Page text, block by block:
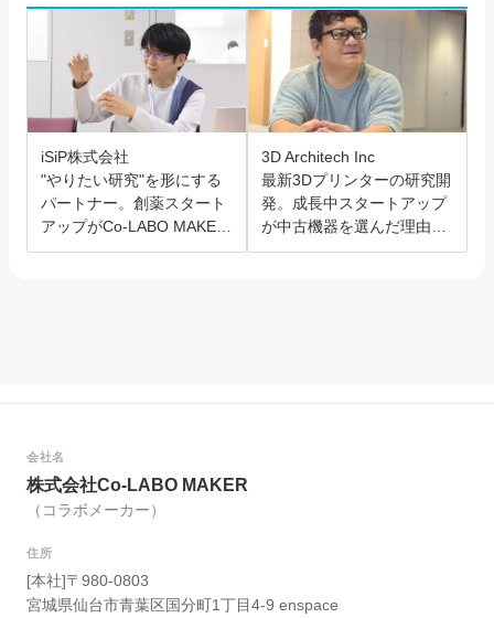
iSiP株式会社
"やりたい研究"を形にする
パートナー。創薬スタート
アップがCo-LABO MAKER
を選んだ理由。
3D Architech Inc
最新3Dプリンターの研究開
発。成長中スタートアップ
が中古機器を選んだ理由と
は？
会社名
株式会社Co-LABO MAKER
（コラボメーカー）
住所
[本社]〒980-0803
宮城県仙台市青葉区国分町1丁目4-9 enspace